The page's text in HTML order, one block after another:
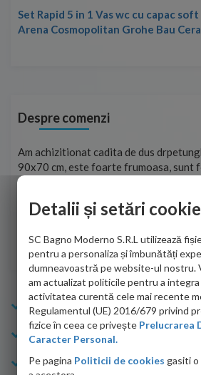
Set Rapid 5 in 1 Vas wc cu capac
Arena Cosmopolitan Grohe Bau
Despre comenzi
Am achizitionat cadita de dus
90x70 cm, este foarte frumoasa, sunt
de personalul firmei dvs. cu care am
adus coletul in siguranta.Numai bine,
Sofrone Viviana -28.07.2026
Info Bagno
Cumparaturi
Suport clienti
Detalii și setări
SC Bagno Moderno S.R.L utilizează
pentru a personaliza și îmbunătăți
dumneavoastră pe website-ul nostru.
am actualizat politicile pentru a integra
activitatea curentă cele mai recente
Regulamentul (UE) 2016/679 privind
fizice în ceea ce privește Prelucrarea
Caracter Personal.
Pe pagina Politicii de cookies gasiti